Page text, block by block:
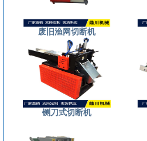
废旧渔网切断机
铡刀式切断机